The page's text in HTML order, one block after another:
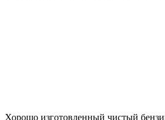
Хорошо изготовленный чистый